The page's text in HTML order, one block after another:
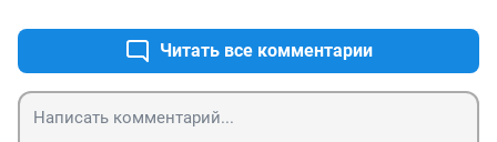
Читать все комментарии